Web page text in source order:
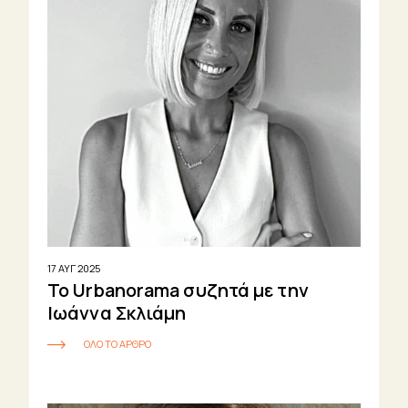
17 ΑΥΓ 2025
Το Urbanorama συζητά με την
Ιωάννα Σκλιάμη
ΟΛΟ ΤΟ ΑΡΘΡΟ